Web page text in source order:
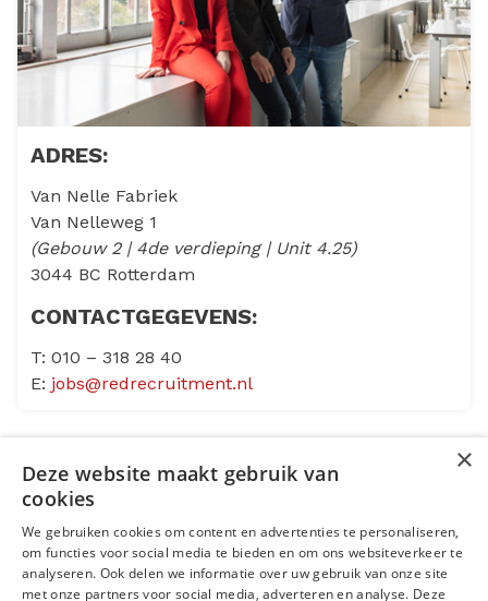
ADRES:
Van Nelle Fabriek
Van Nelleweg 1
(Gebouw 2 | 4de verdieping | Unit 4.25)
3044 BC Rotterdam
CONTACTGEGEVENS:
T: 010 – 318 28 40
E: jobs@redrecruitment.nl
Menu
Kantoren
Open sollicitatie
×
Deze website maakt gebruik van
cookies
We gebruiken cookies om content en advertenties te personaliseren,
om functies voor social media te bieden en om ons websiteverkeer te
analyseren. Ook delen we informatie over uw gebruik van onze site
met onze partners voor social media, adverteren en analyse. Deze